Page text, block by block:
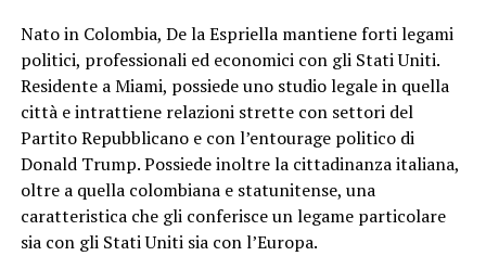
Nato in Colombia, De la Espriella mantiene forti legami
politici, professionali ed economici con gli Stati Uniti.
Residente a Miami, possiede uno studio legale in quella
città e intrattiene relazioni strette con settori del
Partito Repubblicano e con l’entourage politico di
Donald Trump. Possiede inoltre la cittadinanza italiana,
oltre a quella colombiana e statunitense, una
caratteristica che gli conferisce un legame particolare
sia con gli Stati Uniti sia con l’Europa.